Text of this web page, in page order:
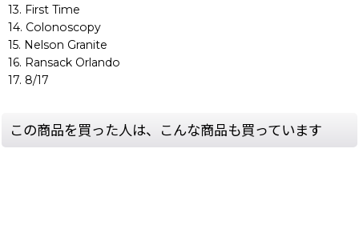
13. First Time
14. Colonoscopy
15. Nelson Granite
16. Ransack Orlando
17. 8/17
この商品を買った人は、こんな商品も買っています